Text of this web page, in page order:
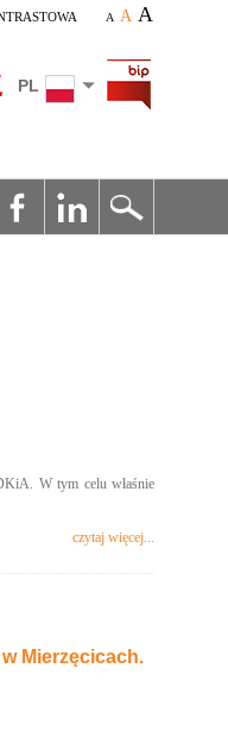
A A A
PL
W tym celu właśnie
czytaj więcej...
Mierzęcicach.